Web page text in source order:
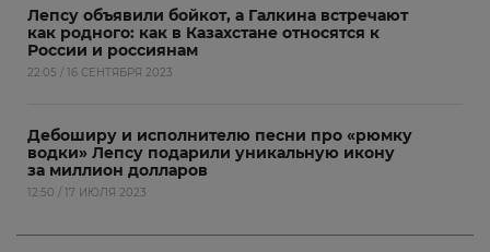
Лепсу объявили бойкот, а Галкина встречают
как родного: как в Казахстане относятся к
России и россиянам
22:05 / 16 СЕНТЯБРЯ 2023
Дебоширу и исполнителю песни про «рюмку
водки» Лепсу подарили уникальную икону
за миллион долларов
12:50 / 17 ИЮЛЯ 2023